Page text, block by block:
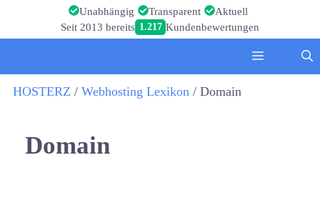
Unabhängig Transparent
Aktuell
Seit 2013 bereits 1.217 Kundenbewertungen
Menü
HOSTERZ / Webhosting Lexikon / Domain
Domain